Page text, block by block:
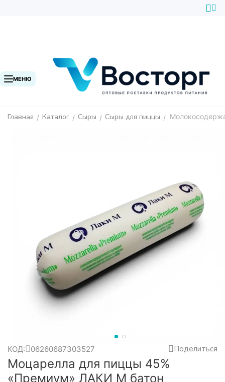
МЕНЮ
Главная / Каталог / Сыры / Сыры для пиццы /
КОД: 06260687303527 Поделиться
Моцарелла для пиццы 45%
«Премиум» ЛАКИ М батон